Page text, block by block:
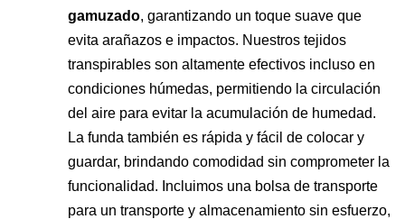
gamuzado, garantizando un toque suave que
evita arañazos e impactos. Nuestros tejidos
transpirables son altamente efectivos incluso en
condiciones húmedas, permitiendo la circulación
del aire para evitar la acumulación de humedad.
La funda también es rápida y fácil de colocar y
guardar, brindando comodidad sin comprometer la
funcionalidad. Incluimos una bolsa de transporte
para un transporte y almacenamiento sin esfuerzo,